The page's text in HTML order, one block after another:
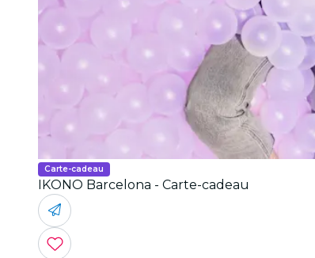
Carte-cadeau
IKONO Barcelona - Carte-cadeau